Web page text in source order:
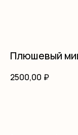
Плюшевый
2500,00 ₽